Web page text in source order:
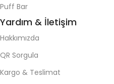
Puff Bar
Yardım & İletişim
Hakkımızda
QR Sorgula
Kargo & Teslimat